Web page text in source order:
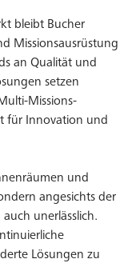
bleibt Bucher
Missionsausrüstung
an Qualität und
setzen
Missions-
für Innovation und
und
angesichts der
unerlässlich.
Lösungen zu